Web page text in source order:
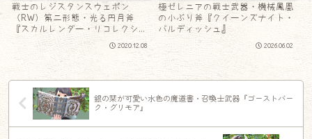
戦士のレジスタンスウェポン
（RW）第二形態・光る円月斧
『スカルレンダー・リコレクショ
ン』
2020.12.08
極ゼレニアの戦士武器・機械鳳凰
の小ぶり斧『クイーンズナイト・
バルディッシュ』
2026.06.02
銀の栞が可愛い水色の魔道書・召喚士武器『ゴーストバー
ク・グリモア』